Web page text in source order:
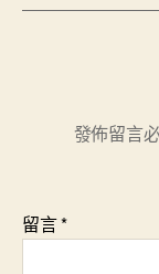
發佈留言
留言*